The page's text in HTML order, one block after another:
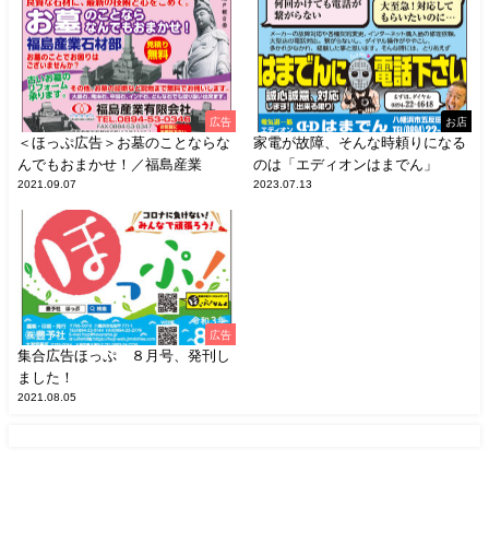
広告
＜ほっぷ広告＞お墓のことならな
んでもおまかせ！／福島産業
2021.09.07
お店
家電が故障、そんな時頼りになる
のは「エディオンはまでん」
2023.07.13
広告
集合広告ほっぷ ８月号、発刊し
ました！
2021.08.05